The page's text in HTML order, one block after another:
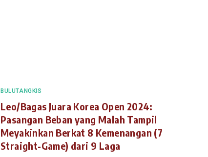
BULUTANGKIS
Leo/Bagas Juara Korea Open 2024:
Pasangan Beban yang Malah Tampil
Meyakinkan Berkat 8 Kemenangan (7
Straight-Game) dari 9 Laga